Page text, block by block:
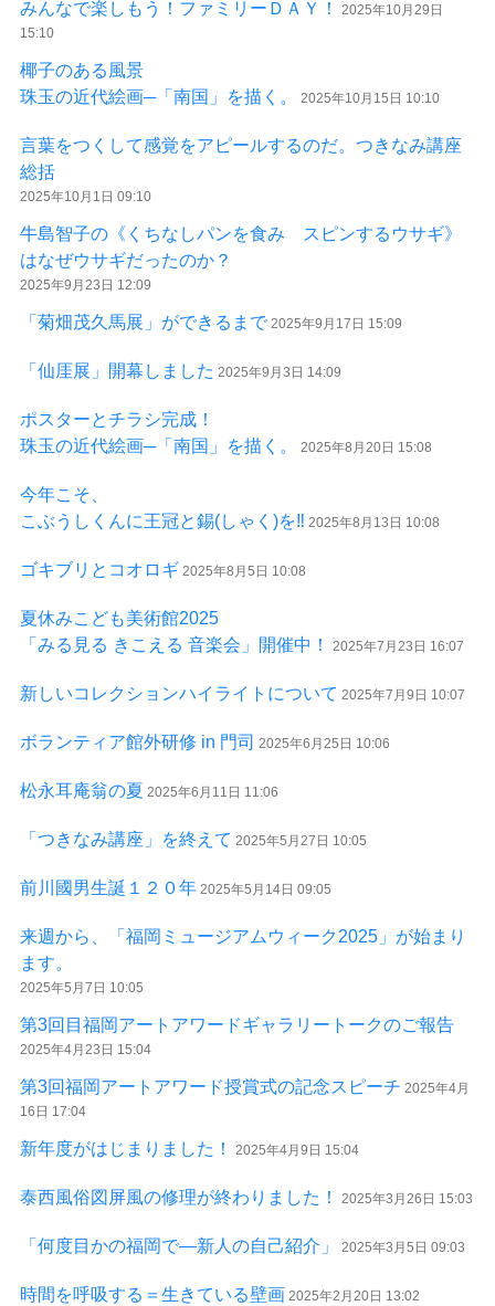
みんなで楽しもう！ファミリーＤＡＹ！
2025年10月29日
15:10
椰子のある風景
珠玉の近代絵画─「南国」を描く。
2025年10月15日 10:10
言葉をつくして感覚をアピールするのだ。つきなみ講座
総括
2025年10月1日 09:10
牛島智子の《くちなしパンを食み スピンするウサギ》
はなぜウサギだったのか？
2025年9月23日 12:09
「菊畑茂久馬展」ができるまで2025年9月17日 15:09
「仙厓展」開幕しました 2025年9月3日 14:09
ポスターとチラシ完成！
珠玉の近代絵画─「南国」を描く。
2025年8月20日 15:08
今年こそ、
こぶうしくんに王冠と錫(しゃく)を‼ 2025年8月13日 10:08
ゴキブリとコオロギ 2025年8月5日 10:08
夏休みこども美術館2025
「みる見る きこえる 音楽会」開催中！
2025年7月23日 16:07
新しいコレクションハイライトについて 2025年7月9日 10:07
ボランティア館外研修 in 門司 2025年6月25日 10:06
松永耳庵翁の夏 2025年6月11日 11:06
「つきなみ講座」を終えて 2025年5月27日 10:05
前川國男生誕１２０年 2025年5月14日 09:05
来週から、「福岡ミュージアムウィーク2025」が始まり
ます。
2025年5月7日 10:05
第3回目福岡アートアワードギャラリートークのご報告
2025年4月23日 15:04
第3回福岡アートアワード授賞式の記念スピーチ 2025年4月
16日 17:04
新年度がはじまりました！ 2025年4月9日 15:04
泰西風俗図屏風の修理が終わりました！ 2025年3月26日 15:03
「何度目かの福岡で―新人の自己紹介」 2025年3月5日 09:03
時間を呼吸する＝生きている壁画 2025年2月20日 13:02